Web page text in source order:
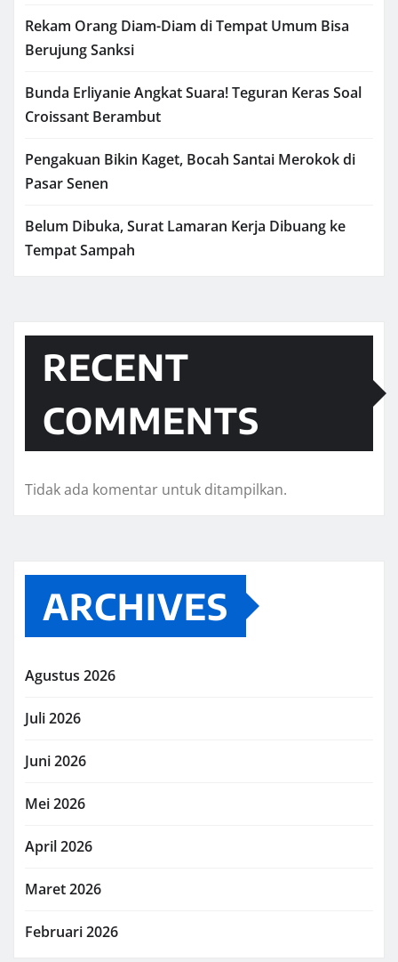
Rekam Orang Diam-Diam di Tempat Umum Bisa
Berujung Sanksi
Bunda Erliyanie Angkat Suara! Teguran Keras Soal
Croissant Berambut
Pengakuan Bikin Kaget, Bocah Santai Merokok di
Pasar Senen
Belum Dibuka, Surat Lamaran Kerja Dibuang ke
Tempat Sampah
RECENT
COMMENTS
Tidak ada komentar untuk ditampilkan.
ARCHIVES
Agustus 2026
Juli 2026
Juni 2026
Mei 2026
April 2026
Maret 2026
Februari 2026